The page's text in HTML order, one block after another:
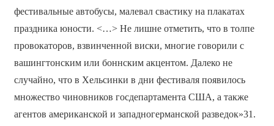
фестивальные автобусы, малевал свастику на плакатах
праздника юности. <…> Не лишне отметить, что в толпе
провокаторов, взвинченной виски, многие говорили с
вашингтонским или боннским акцентом. Далеко не
случайно, что в Хельсинки в дни фестиваля появилось
множество чиновников госдепартамента США, а также
агентов американской и западногерманской разведок»31.